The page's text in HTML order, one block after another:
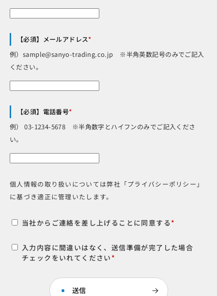
【必須】メールアドレス*
例）sample@sanyo-trading.co.jp ※半角英数記号のみでご記入
ください。
【必須】電話番号*
例） 03-1234-5678 ※半角数字とハイフンのみでご記入くださ
い。
個人情報の取り扱いについては弊社「プライバシーポリシー」
に基づき適正に管理いたします。
当社からご連絡を差し上げることに同意する *
入力内容に間違いはなく、送信準備が完了した場合
チェックをいれてください *